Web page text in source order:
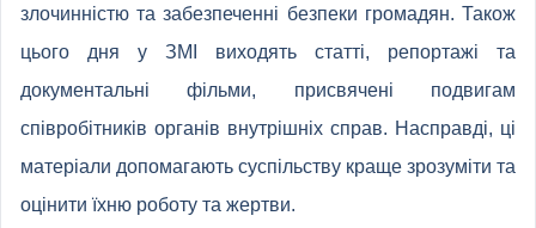
злочинністю та забезпеченні безпеки громадян. Також
цього дня у ЗМІ виходять статті, репортажі та
документальні фільми, присвячені подвигам
співробітників органів внутрішніх справ. Насправді, ці
матеріали допомагають суспільству краще зрозуміти та
оцінити їхню роботу та жертви.